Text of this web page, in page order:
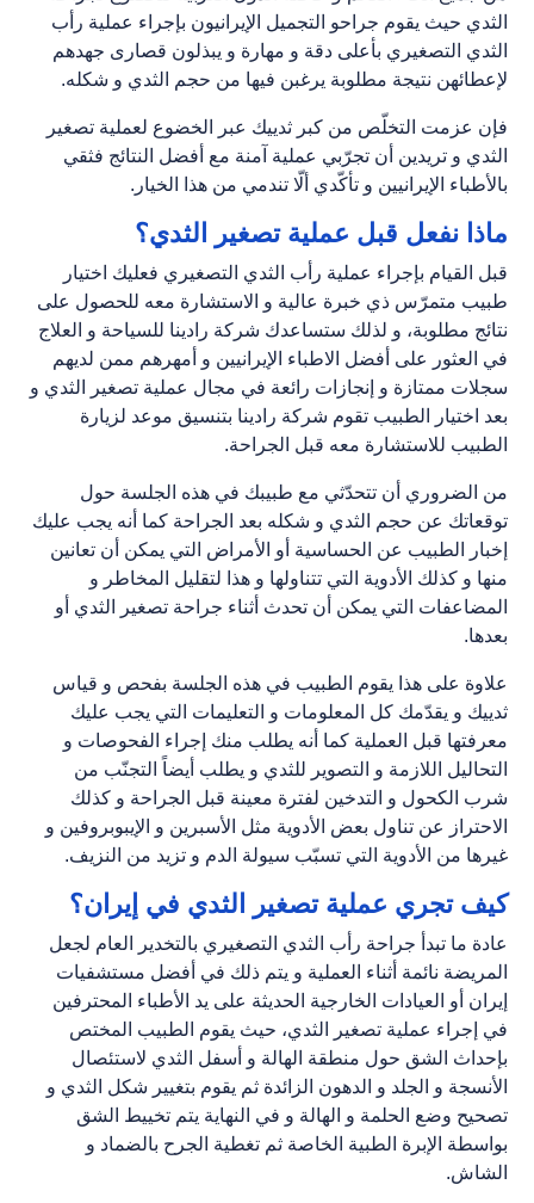
الثدي حيث يقوم جراحو التجميل الإيرانيون بإجراء عملية رأب
الثدي التصغيري بأعلى دقة و مهارة و يبذلون قصارى جهدهم
لإعطائهن نتيجة مطلوبة يرغبن فيها من حجم الثدي و شكله.
فإن عزمت التخلّص من كبر ثدييك عبر الخضوع لعملية تصغير
الثدي و تريدين أن تجرّبي عملية آمنة مع أفضل النتائج فثقي
بالأطباء الإيرانيين و تأكّدي ألّا تندمي من هذا الخيار.
ماذا نفعل قبل عملية تصغير الثدي؟
قبل القيام بإجراء عملية رأب الثدي التصغيري فعليك اختيار
طبيب متمرّس ذي خبرة عالية و الاستشارة معه للحصول على
نتائج مطلوبة، و لذلك ستساعدك شركة رادينا للسياحة و العلاج
في العثور على أفضل الاطباء الإيرانيين و أمهرهم ممن لديهم
سجلات ممتازة و إنجازات رائعة في مجال عملية تصغير الثدي و
بعد اختيار الطبيب تقوم شركة رادينا بتنسيق موعد لزيارة
الطبيب للاستشارة معه قبل الجراحة.
من الضروري أن تتحدّثي مع طبيبك في هذه الجلسة حول
توقعاتك عن حجم الثدي و شكله بعد الجراحة كما أنه يجب عليك
إخبار الطبيب عن الحساسية أو الأمراض التي يمكن أن تعانين
منها و كذلك الأدوية التي تتناولها و هذا لتقليل المخاطر و
المضاعفات التي يمكن أن تحدث أثناء جراحة تصغير الثدي أو
بعدها.
علاوة على هذا يقوم الطبيب في هذه الجلسة بفحص و قياس
ثدييك و يقدّمك كل المعلومات و التعليمات التي يجب عليك
معرفتها قبل العملية كما أنه يطلب منك إجراء الفحوصات و
التحاليل اللازمة و التصوير للثدي و يطلب أيضاً التجنّب من
شرب الكحول و التدخين لفترة معينة قبل الجراحة و كذلك
الاحتراز عن تناول بعض الأدوية مثل الأسبرين و الإيبوبروفين و
غيرها من الأدوية التي تسبّب سيولة الدم و تزيد من النزيف.
كيف تجري عملية تصغير الثدي في إيران؟
عادة ما تبدأ جراحة رأب الثدي التصغيري بالتخدير العام لجعل
المريضة نائمة أثناء العملية و يتم ذلك في أفضل مستشفيات
إيران أو العيادات الخارجية الحديثة على يد الأطباء المحترفين
في إجراء عملية تصغير الثدي، حيث يقوم الطبيب المختص
بإحداث الشق حول منطقة الهالة و أسفل الثدي لاستئصال
الأنسجة و الجلد و الدهون الزائدة ثم يقوم بتغيير شكل الثدي و
تصحيح وضع الحلمة و الهالة و في النهاية يتم تخييط الشق
بواسطة الإبرة الطبية الخاصة ثم تغطية الجرح بالضماد و
الشاش.